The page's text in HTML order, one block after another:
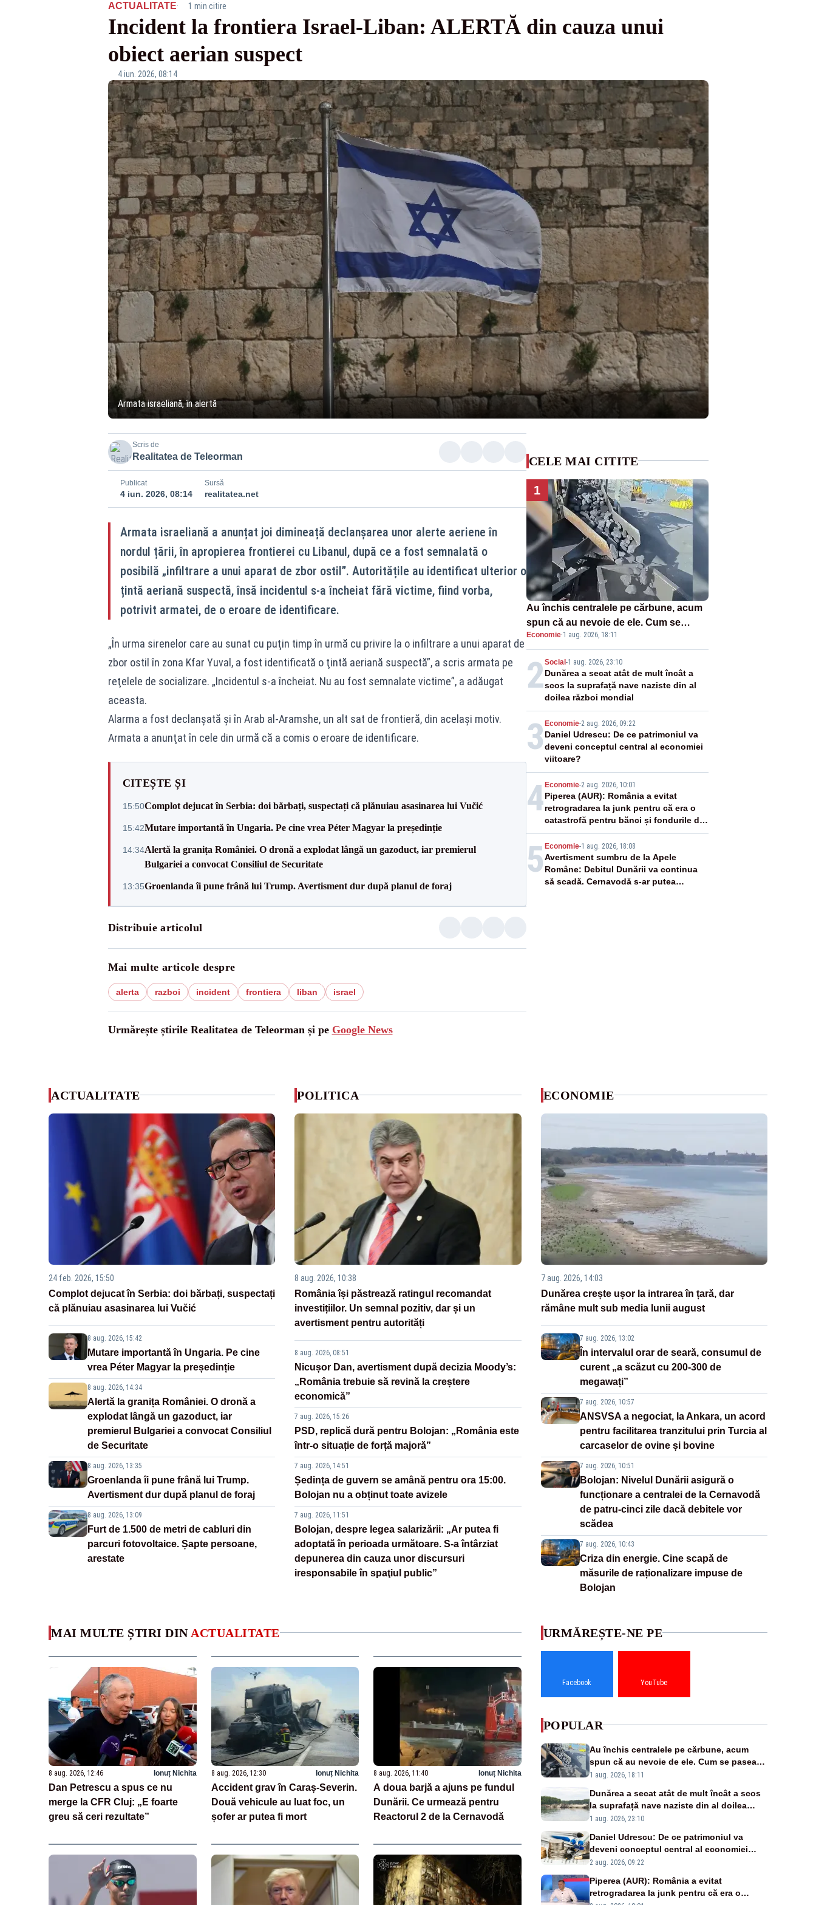
ACTUALITATE· 1 min citire
Incident la frontiera Israel-Liban: ALERTĂ din cauza unui
obiect aerian suspect
4 iun. 2026, 08:14
Armata israeliană, în alertă
Scris de
Realitatea de Teleorman
Publicat
4 iun. 2026, 08:14
Sursă
realitatea.net
Armata israeliană a anunțat joi dimineață declanșarea unor alerte aeriene în
nordul țării, în apropierea frontierei cu Libanul, după ce a fost semnalată o
posibilă „infiltrare a unui aparat de zbor ostil”. Autoritățile au identificat ulterior o
țintă aeriană suspectă, însă incidentul s-a încheiat fără victime, fiind vorba,
potrivit armatei, de o eroare de identificare.
„În urma sirenelor care au sunat cu puţin timp în urmă cu privire la o infiltrare a unui aparat de
zbor ostil în zona Kfar Yuval, a fost identificată o ţintă aeriană suspectă”, a scris armata pe
reţelele de socializare. „Incidentul s-a încheiat. Nu au fost semnalate victime”, a adăugat
aceasta.
Alarma a fost declanşată şi în Arab al-Aramshe, un alt sat de frontieră, din acelaşi motiv.
Armata a anunţat în cele din urmă că a comis o eroare de identificare.
CITEȘTE ȘI
15:50Complot dejucat în Serbia: doi bărbați, suspectați că plănuiau asasinarea lui Vučić
15:42Mutare importantă în Ungaria. Pe cine vrea Péter Magyar la președinție
14:34Alertă la granița României. O dronă a explodat lângă un gazoduct, iar premierul
Bulgariei a convocat Consiliul de Securitate
13:35Groenlanda îi pune frână lui Trump. Avertisment dur după planul de foraj
Distribuie articolul
Mai multe articole despre
alerta razboi incident frontiera liban israel
Urmărește știrile Realitatea de Teleorman și pe Google News
CELE MAI CITITE
1
Au închis centralele pe cărbune, acum
spun că au nevoie de ele. Cum se
pasează vina în plină criză energetică
Economie·1 aug. 2026, 18:11
2Social-1 aug. 2026, 23:10
Dunărea a secat atât de mult încât a
scos la suprafață nave naziste din al
doilea război mondial
3 Economie-2 aug. 2026, 09:22
Daniel Udrescu: De ce patrimoniul va
deveni conceptul central al economiei
viitoare?
4Economie-2 aug. 2026, 10:01
Piperea (AUR): România a evitat
retrogradarea la junk pentru că era o
catastrofă pentru bănci și fondurile de
pensii
5 Economie-1 aug. 2026, 18:08
Avertisment sumbru de la Apele
Române: Debitul Dunării va continua
să scadă. Cernavodă s-ar putea
ACTUALITATE
24 feb. 2026, 15:50
Complot dejucat în Serbia: doi bărbați, suspectați
că plănuiau asasinarea lui Vučić
8 aug. 2026, 15:42
Mutare importantă în Ungaria. Pe cine
vrea Péter Magyar la președinție
8 aug. 2026, 14:34
Alertă la granița României. O dronă a
explodat lângă un gazoduct, iar
premierul Bulgariei a convocat Consiliul
de Securitate
8 aug. 2026, 13:35
Groenlanda îi pune frână lui Trump.
Avertisment dur după planul de foraj
8 aug. 2026, 13:09
Furt de 1.500 de metri de cabluri din
parcuri fotovoltaice. Șapte persoane,
arestate
POLITICA
8 aug. 2026, 10:38
România își păstrează ratingul recomandat
investițiilor. Un semnal pozitiv, dar și un
avertisment pentru autorități
8 aug. 2026, 08:51
Nicușor Dan, avertisment după decizia Moody’s:
„România trebuie să revină la creștere
economică”
7 aug. 2026, 15:26
PSD, replică dură pentru Bolojan: „România este
într-o situație de forță majoră”
7 aug. 2026, 14:51
Ședința de guvern se amână pentru ora 15:00.
Bolojan nu a obținut toate avizele
7 aug. 2026, 11:51
Bolojan, despre legea salarizării: „Ar putea fi
adoptată în perioada următoare. S-a întârziat
depunerea din cauza unor discursuri
iresponsabile în spaţiul public”
ECONOMIE
7 aug. 2026, 14:03
Dunărea crește ușor la intrarea în țară, dar
rămâne mult sub media lunii august
7 aug. 2026, 13:02
În intervalul orar de seară, consumul de
curent „a scăzut cu 200-300 de
megawați”
7 aug. 2026, 10:57
ANSVSA a negociat, la Ankara, un acord
pentru facilitarea tranzitului prin Turcia al
carcaselor de ovine și bovine
7 aug. 2026, 10:51
Bolojan: Nivelul Dunării asigură o
funcționare a centralei de la Cernavodă
de patru-cinci zile dacă debitele vor
scădea
7 aug. 2026, 10:43
Criza din energie. Cine scapă de
măsurile de raționalizare impuse de
Bolojan
MAI MULTE ȘTIRI DIN ACTUALITATE
8 aug. 2026, 12:46 Ionuț Nichita
Dan Petrescu a spus ce nu
merge la CFR Cluj: „E foarte
greu să ceri rezultate”
8 aug. 2026, 12:30 Ionuț Nichita
Accident grav în Caraș-Severin.
Două vehicule au luat foc, un
șofer ar putea fi mort
8 aug. 2026, 11:40 Ionuț Nichita
A doua barjă a ajuns pe fundul
Dunării. Ce urmează pentru
Reactorul 2 de la Cernavodă
URMĂREȘTE-NE PE
Facebook YouTube
POPULAR
Au închis centralele pe cărbune, acum
spun că au nevoie de ele. Cum se pasează
vina în plină criză energetică
1 aug. 2026, 18:11
Dunărea a secat atât de mult încât a scos
la suprafață nave naziste din al doilea
război mondial
1 aug. 2026, 23:10
Daniel Udrescu: De ce patrimoniul va
deveni conceptul central al economiei
viitoare?
2 aug. 2026, 09:22
Piperea (AUR): România a evitat
retrogradarea la junk pentru că era o